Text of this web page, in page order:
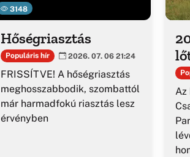
3148
Hőségriasztás
Populáris hír 2026. 07. 06 21:24
FRISSÍTVE! A hőségriasztás
meghosszabbodik, szombattól
már harmadfokú riasztás lesz
érvényben
Az